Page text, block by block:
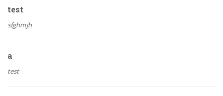
test
sfghmjh
a
test